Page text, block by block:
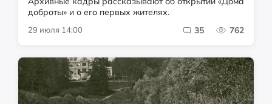
доброты» и о его первых жителях.
29 июля 14:00 35 762